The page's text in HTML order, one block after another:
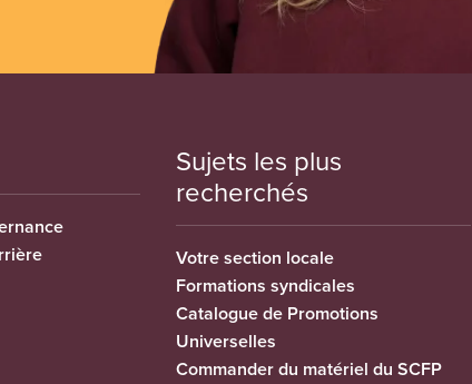
Sujets les plus
recherchés
Votre section locale
Formations syndicales
Catalogue de Promotions
Universelles
Commander du matériel du SCFP